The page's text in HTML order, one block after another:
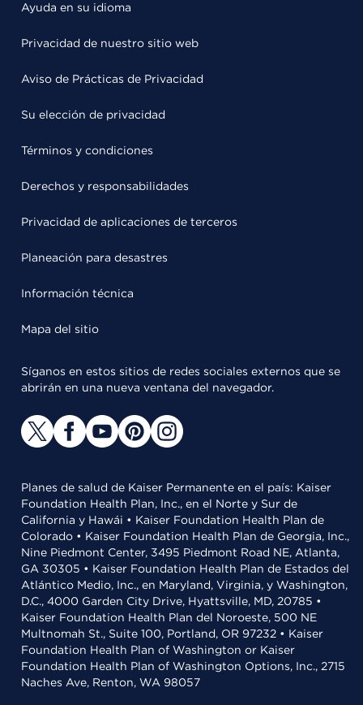
Ayuda en su idioma
Privacidad de nuestro sitio web
Aviso de Prácticas de Privacidad
Su elección de privacidad
Términos y condiciones
Derechos y responsabilidades
Privacidad de aplicaciones de terceros
Planeación para desastres
Información técnica
Mapa del sitio
Síganos en estos sitios de redes sociales externos que se
abrirán en una nueva ventana del navegador.
Planes de salud de Kaiser Permanente en el país: Kaiser
Foundation Health Plan, Inc., en el Norte y Sur de
California y Hawái • Kaiser Foundation Health Plan de
Colorado • Kaiser Foundation Health Plan de Georgia, Inc.,
Nine Piedmont Center, 3495 Piedmont Road NE, Atlanta,
GA 30305 • Kaiser Foundation Health Plan de Estados del
Atlántico Medio, Inc., en Maryland, Virginia, y Washington,
D.C., 4000 Garden City Drive, Hyattsville, MD, 20785 •
Kaiser Foundation Health Plan del Noroeste, 500 NE
Multnomah St., Suite 100, Portland, OR 97232 • Kaiser
Foundation Health Plan of Washington or Kaiser
Foundation Health Plan of Washington Options, Inc., 2715
Naches Ave, Renton, WA 98057